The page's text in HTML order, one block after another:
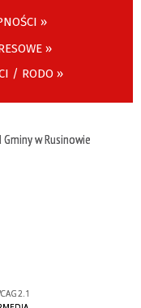
»
»
/ RODO »
w Rusinowie
2.1